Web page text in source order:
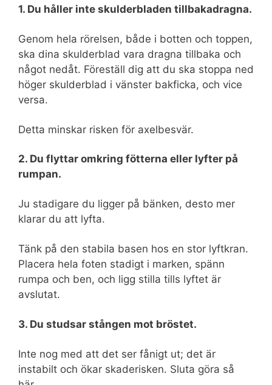
1. Du håller inte skulderbladen tillbakadragna.
Genom hela rörelsen, både i botten och toppen,
ska dina skulderblad vara dragna tillbaka och
något nedåt. Föreställ dig att du ska stoppa ned
höger skulderblad i vänster bakficka, och vice
versa.
Detta minskar risken för axelbesvär.
2. Du flyttar omkring fötterna eller lyfter på
rumpan.
Ju stadigare du ligger på bänken, desto mer
klarar du att lyfta.
Tänk på den stabila basen hos en stor lyftkran.
Placera hela foten stadigt i marken, spänn
rumpa och ben, och ligg stilla tills lyftet är
avslutat.
3. Du studsar stången mot bröstet.
Inte nog med att det ser fånigt ut; det är
instabilt och ökar skaderisken. Sluta göra så